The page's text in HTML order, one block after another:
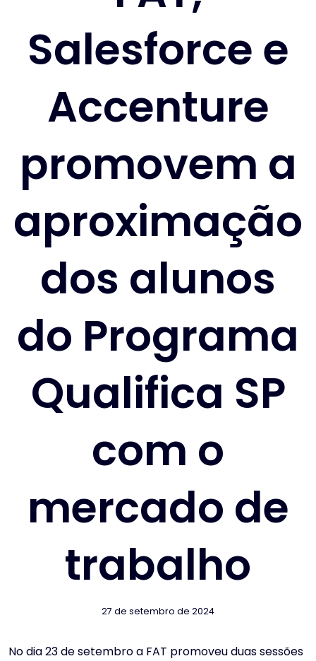
Salesforce e
Accenture
promovem a
aproximação
dos alunos
do Programa
Qualifica SP
com o
mercado de
trabalho
27 de setembro de 2024
No dia 23 de setembro a FAT promoveu duas sessões